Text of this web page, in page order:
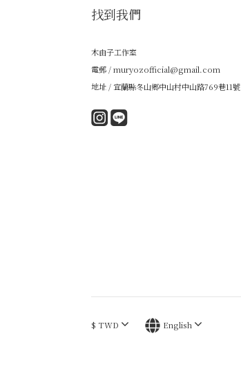
找到我們
木由子工作室
電郵 / muryozofficial@gmail.com
地址 / 宜蘭縣冬山鄉中山村中山路769巷11號
$ TWD English